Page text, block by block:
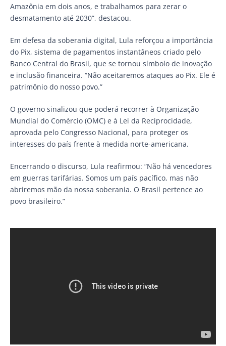
Amazônia em dois anos, e trabalhamos para zerar o
desmatamento até 2030”, destacou.
Em defesa da soberania digital, Lula reforçou a importância
do Pix, sistema de pagamentos instantâneos criado pelo
Banco Central do Brasil, que se tornou símbolo de inovação
e inclusão financeira. “Não aceitaremos ataques ao Pix. Ele é
patrimônio do nosso povo.”
O governo sinalizou que poderá recorrer à Organização
Mundial do Comércio (OMC) e à Lei da Reciprocidade,
aprovada pelo Congresso Nacional, para proteger os
interesses do país frente à medida norte-americana.
Encerrando o discurso, Lula reafirmou: “Não há vencedores
em guerras tarifárias. Somos um país pacífico, mas não
abriremos mão da nossa soberania. O Brasil pertence ao
povo brasileiro.”